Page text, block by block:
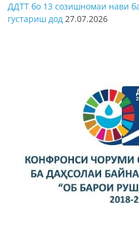
ДДТТ бо 13 созишномаи нави
густариш дод 27.07.2026